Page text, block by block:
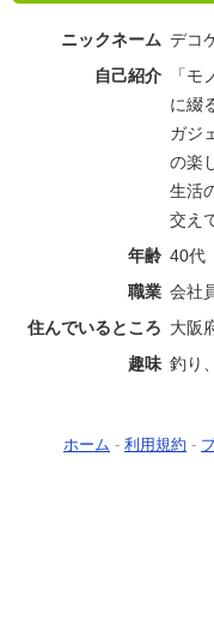
ニックネーム デコ
自己紹介
「
に綴
ガジ
の楽
生活
交え
年齢 40代
職業 会社
住んでいるところ 大阪
趣味 釣り
ホーム - 利用規約 -